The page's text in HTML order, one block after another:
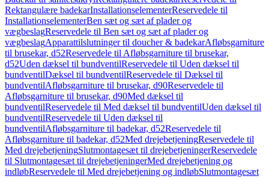
Rektangulære badekarInstallationselementerReservedele til
InstallationselementerBen sæt og sæt af plader og
vægbeslagReservedele til Ben sæt og sæt af plader og
vægbeslagApparattilslutninger til doucher & badekarAfløbsgarniture
til brusekar, d52Reservedele til Afløbsgarniture til brusekar,
d52Uden dæksel til bundventilReservedele til Uden dæksel til
bundventilDæksel til bundventilReservedele til Dæksel til
bundventilAfløbsgarniture til brusekar, d90Reservedele til
Afløbsgarniture til brusekar, d90Med dæksel til
bundventilReservedele til Med dæksel til bundventilUden dæksel til
bundventilReservedele til Uden dæksel til
bundventilAfløbsgarniture til badekar, d52Reservedele til
Afløbsgarniture til badekar, d52Med drejebetjeningReservedele til
Med drejebetjeningSlutmontagesæt til drejebetjeningerReservedele
til Slutmontagesæt til drejebetjeningerMed drejebetjening og
indløbReservedele til Med drejebetjening og indløbSlutmontagesæt